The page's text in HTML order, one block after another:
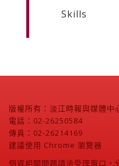
Skills
版權所有：淡江時報與媒體中
電話：02-26250584
傳真：02-26214169
建議使用 Chrome 瀏覽器
個資相關問題請洽受理窗口，